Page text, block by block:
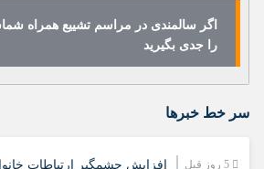
اگر سالمندی در مراسم تشییع همراه
را جدی بگیرید
سر خط خبرها
افزایش چشمگیر ارتباطات